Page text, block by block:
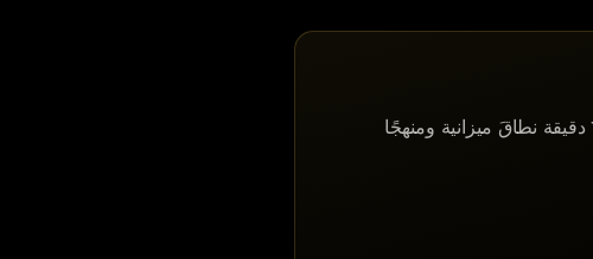
لِنُقيّم نطاقَ مشروعكم في مكالمةٍ تمهيديةٍ مجّانية. تُسلّم المكالمةُ التي تَستغرق ٣٠ إلى ٦٠ دقيقة نطاقَ ميزانية ومنهجًا